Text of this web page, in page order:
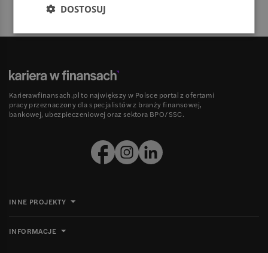
Karierawfinansach.pl to największy w Polsce portal z ofertami
pracy przeznaczony dla specjalistów z branży finansowej,
bankowej, ubezpieczeniowej oraz sektora BPO/SSC.
INNE PROJEKTY
INFORMACJE
DOSTOSUJ